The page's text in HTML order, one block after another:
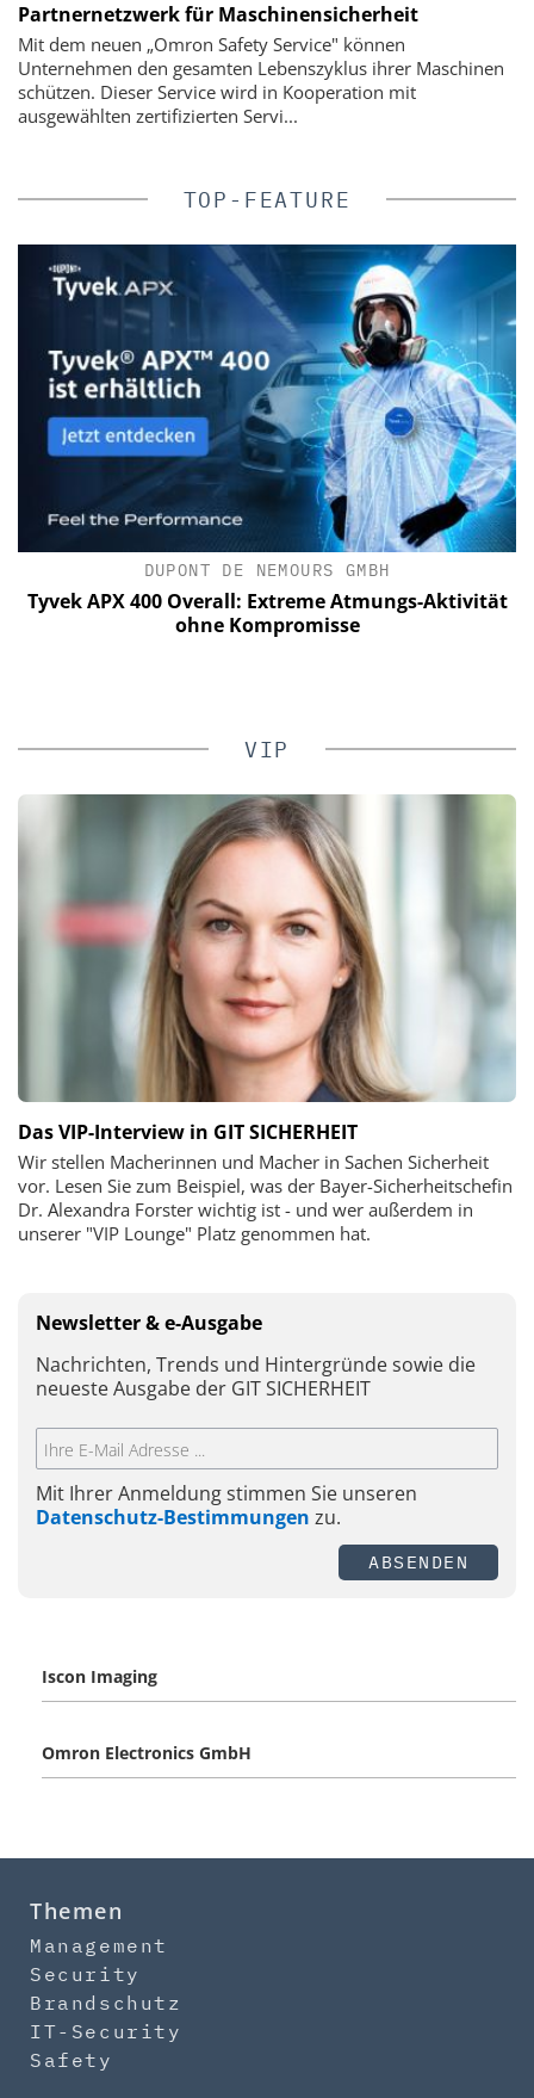
Partnernetzwerk für Maschinensicherheit
Mit dem neuen „Omron Safety Service" können
Unternehmen den gesamten Lebenszyklus ihrer Maschinen
schützen. Dieser Service wird in Kooperation mit
ausgewählten zertifizierten Servi...
TOP-FEATURE
DUPONT DE NEMOURS GMBH
APX 400 Overall: Extreme Atmungs-Aktivität
ohne Kompromisse
Wie
VIP
Das VIP-Interview in GIT SICHERHEIT
Wir stellen Macherinnen und Macher in Sachen Sicherheit
vor. Lesen Sie zum Beispiel, was der Bayer-Sicherheitschefin
Dr. Alexandra Forster wichtig ist - und wer außerdem in
unserer "VIP Lounge" Platz genommen hat.
Newsletter & e-Ausgabe
Nachrichten, Trends und Hintergründe sowie die
neueste Ausgabe der GIT SICHERHEIT
Mit Ihrer Anmeldung stimmen Sie unseren
Datenschutz-Bestimmungen zu.
ABSENDEN
Iscon Imaging
Omron Electronics GmbH
Themen
Management
Security
Brandschutz
IT-Security
Safety